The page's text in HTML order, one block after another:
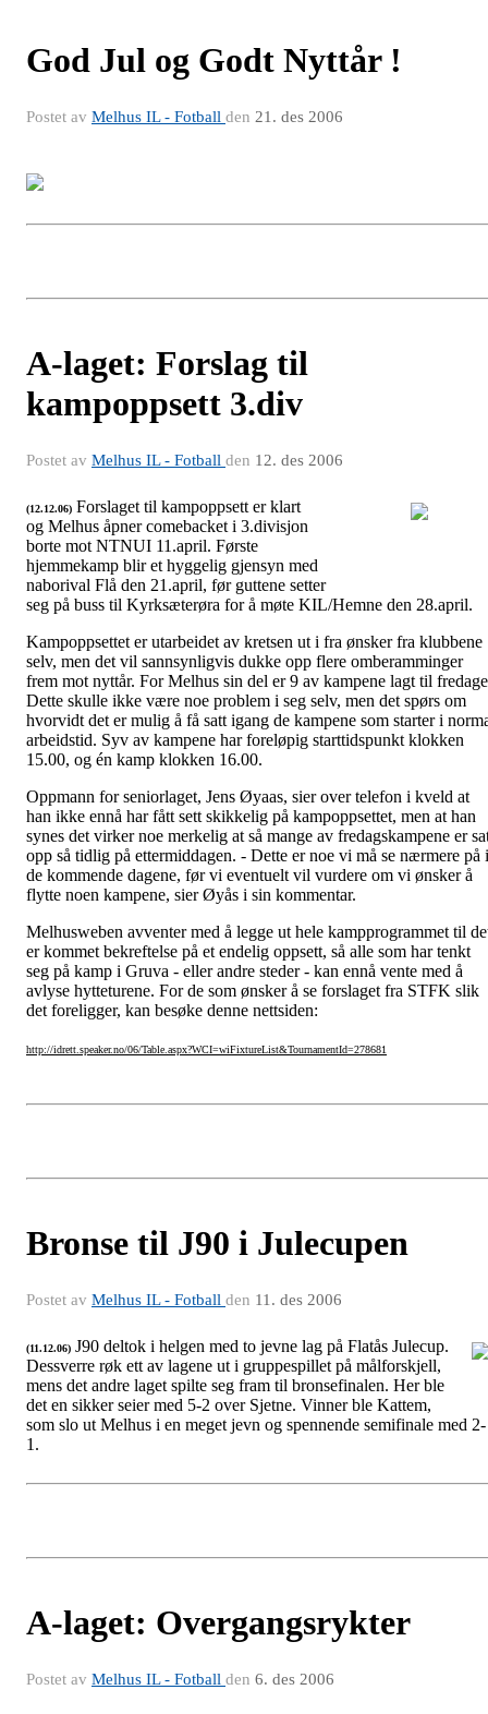
God Jul og Godt Nyttår !
Postet av Melhus IL - Fotball den 21. des 2006
A-laget: Forslag til
kampoppsett 3.div
Postet av Melhus IL - Fotball den 12. des 2006
(12.12.06) Forslaget til kampoppsett er klart
og Melhus åpner comebacket i 3.divisjon
borte mot NTNUI 11.april. Første
hjemmekamp blir et hyggelig gjensyn med
naborival Flå den 21.april, før guttene setter
seg på buss til Kyrksæterøra for å møte KIL/Hemne den 28.april.
Kampoppsettet er utarbeidet av kretsen ut i fra ønsker fra klubbene
selv, men det vil sannsynligvis dukke opp flere omberamminger
frem mot nyttår. For Melhus sin del er 9 av kampene lagt til
Dette skulle ikke være noe problem i seg selv, men det spørs om
hvorvidt det er mulig å få satt igang de kampene som starter i
arbeidstid. Syv av kampene har foreløpig starttidspunkt klokken
15.00, og én kamp klokken 16.00.
Oppmann for seniorlaget, Jens Øyaas, sier over telefon i kveld at
han ikke ennå har fått sett skikkelig på kampoppsettet, men at han
synes det virker noe merkelig at så mange av fredagskampene er
opp så tidlig på ettermiddagen. - Dette er noe vi må se nærmere på i
de kommende dagene, før vi eventuelt vil vurdere om vi ønsker å
flytte noen kampene, sier Øyås i sin kommentar.
Melhusweben avventer med å legge ut hele kampprogrammet til
er kommet bekreftelse på et endelig oppsett, så alle som har tenkt
seg på kamp i Gruva - eller andre steder - kan ennå vente med å
avlyse hytteturene. For de som ønsker å se forslaget fra STFK slik
det foreligger, kan besøke denne nettsiden:
http://idrett.speaker.no/06/Table.aspx?WCI=wiFixtureList&TournamentId=278681
Bronse til J90 i Julecupen
Postet av Melhus IL - Fotball den 11. des 2006
(11.12.06) J90 deltok i helgen med to jevne lag på Flatås Julecup.
Dessverre røk ett av lagene ut i gruppespillet på målforskjell,
mens det andre laget spilte seg fram til bronsefinalen. Her ble
det en sikker seier med 5-2 over Sjetne. Vinner ble Kattem,
som slo ut Melhus i en meget jevn og spennende semifinale med 2-
1.
A-laget: Overgangsrykter
Postet av Melhus IL - Fotball den 6. des 2006